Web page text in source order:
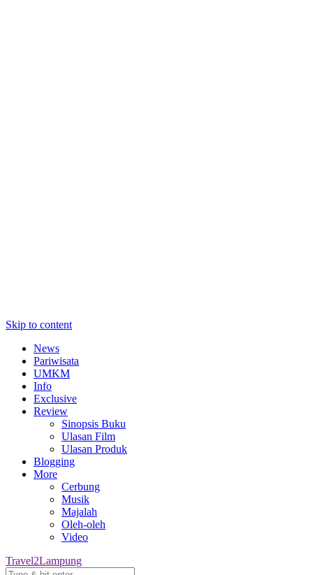
Skip to content
News
Pariwisata
UMKM
Info
Exclusive
Review
Sinopsis Buku
Ulasan Film
Ulasan Produk
Blogging
More
Cerbung
Musik
Majalah
Oleh-oleh
Video
Travel2Lampung